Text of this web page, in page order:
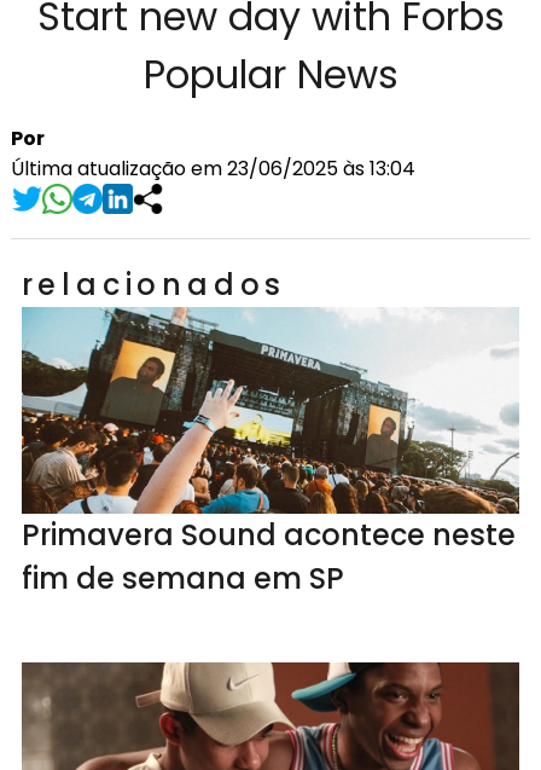
Start new day with Forbs
Popular News
Por
Última atualização em 23/06/2025 às 13:04
relacionados
Primavera Sound acontece neste
fim de semana em SP